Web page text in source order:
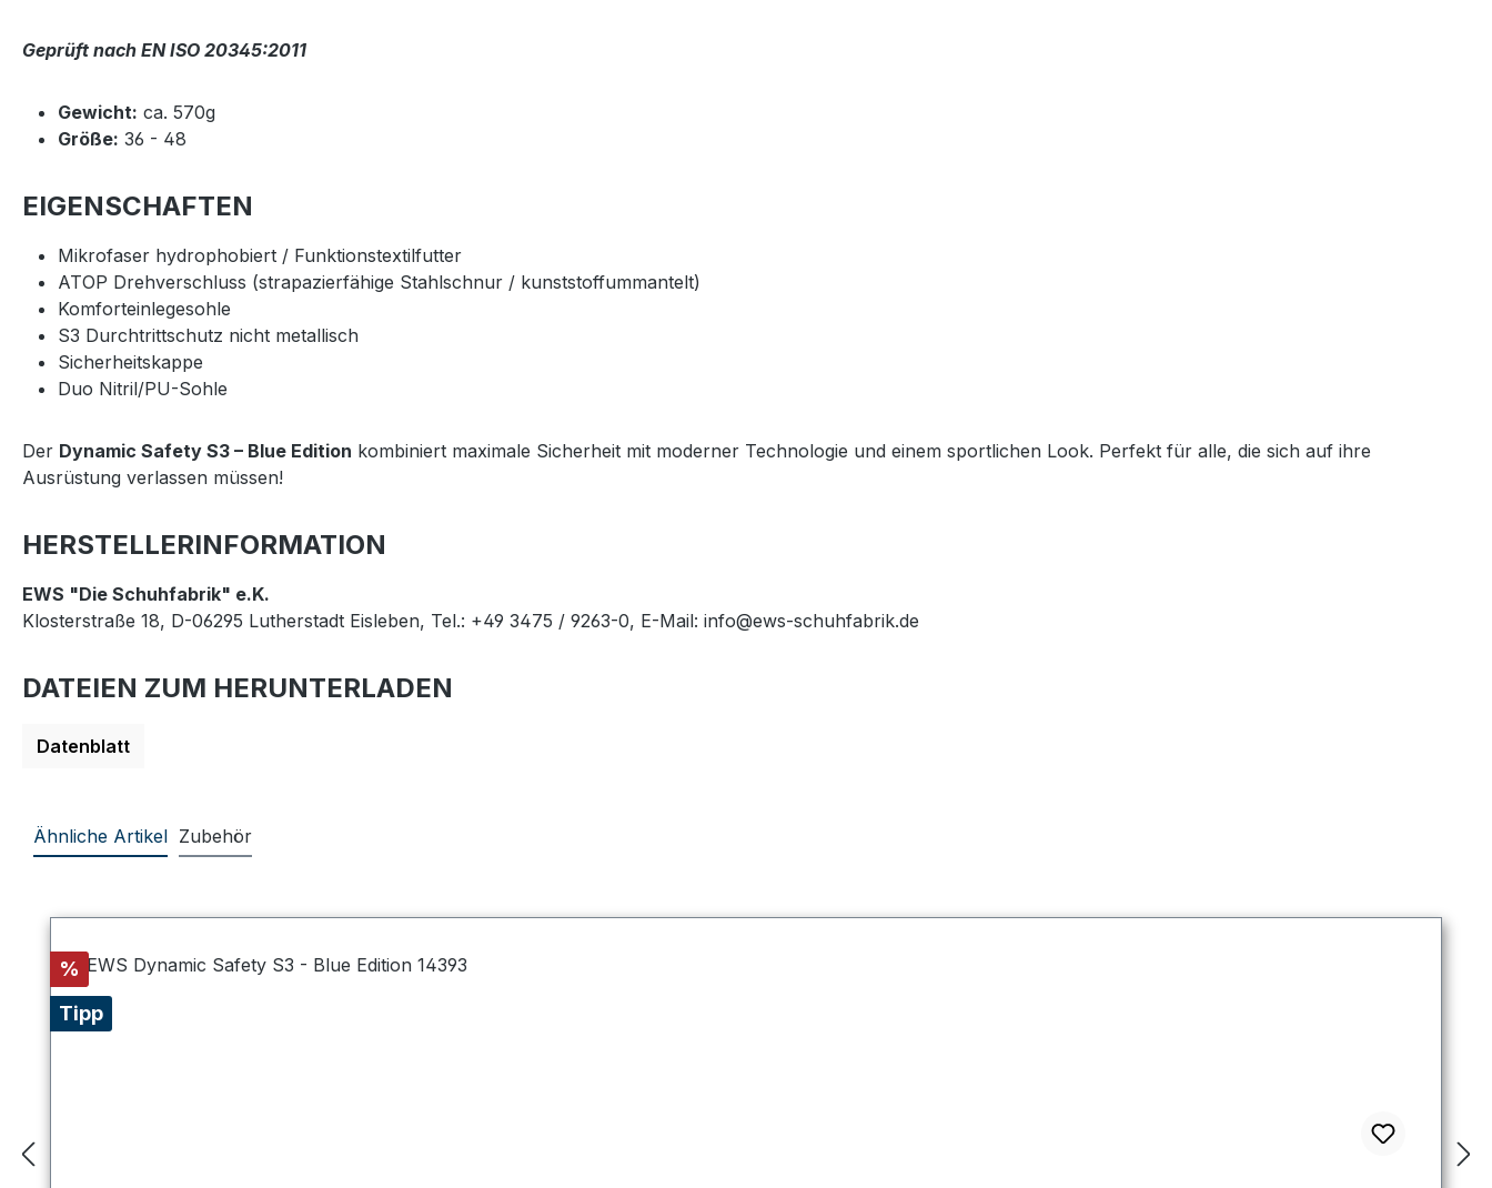
Geprüft nach EN ISO 20345:2011
Gewicht: ca. 570g
Größe: 36 - 48
EIGENSCHAFTEN
Mikrofaser hydrophobiert / Funktionstextilfutter
ATOP Drehverschluss (strapazierfähige Stahlschnur / kunststoffummantelt)
Komforteinlegesohle
S3 Durchtrittschutz nicht metallisch
Sicherheitskappe
Duo Nitril/PU-Sohle
Der Dynamic Safety S3 – Blue Edition kombiniert maximale Sicherheit mit moderner Technologie und einem sportlichen Look. Perfekt für alle, die sich auf ihre
Ausrüstung verlassen müssen!
HERSTELLERINFORMATION
EWS "Die Schuhfabrik" e.K.
Klosterstraße 18, D-06295 Lutherstadt Eisleben, Tel.: +49 3475 / 9263-0, E-Mail: info@ews-schuhfabrik.de
DATEIEN ZUM HERUNTERLADEN
Datenblatt
Ähnliche Artikel Zubehör
Rabatt
%
Tipp